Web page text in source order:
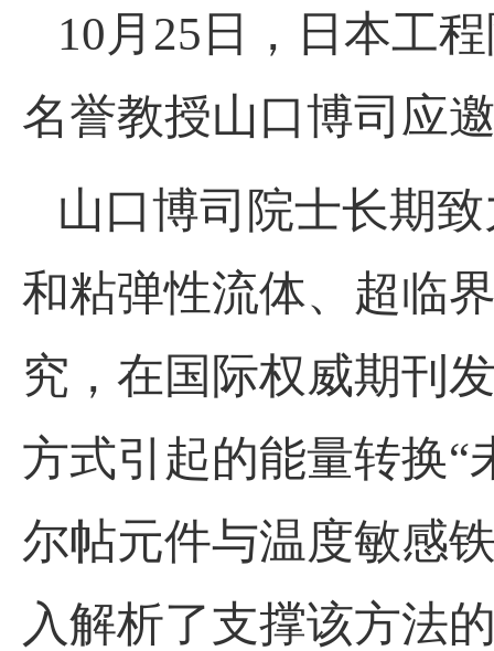
10月25日，日本工
名誉教授山口博司 应
山口博司 院士长期
和粘弹性流体、超临
究，在国际权威期刊
方式引起的能量转换“
尔帖元件与温度敏感
入解析了支撑该方法